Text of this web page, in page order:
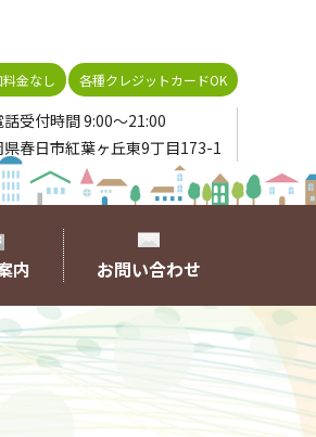
金なし 各種クレジットカードOK
話受付時間 9:00～21:00
県春日市紅葉ヶ丘東9丁目173-1
内 お問い合わせ